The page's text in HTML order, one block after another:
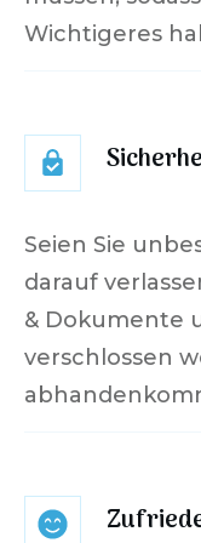
Wichtigeres
Seien Sie
darauf
& Dokumente
verschlossen